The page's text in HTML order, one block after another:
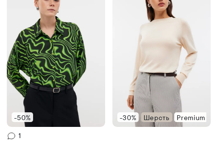
-50%
1
-30% Шерсть Premium